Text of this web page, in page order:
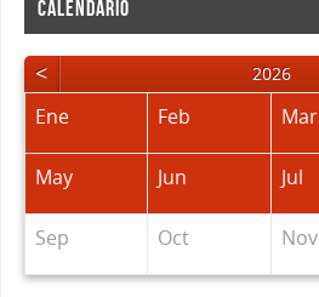
CALENDARIO
< 2026
Ene Feb Mar
May Jun Jul
Sep Oct Nov